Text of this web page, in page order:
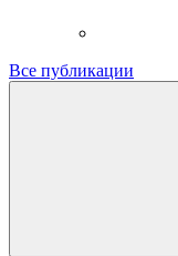
Все публикации